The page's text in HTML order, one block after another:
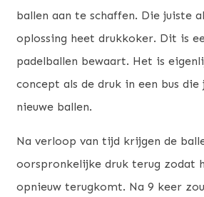
ballen aan te schaffen. Die juiste
oplossing heet drukkoker. Dit is
padelballen bewaart. Het is
concept als de druk in een bus
nieuwe ballen.
Na verloop van tijd krijgen de
oorspronkelijke druk terug zodat
opnieuw terugkomt. Na 9 keer